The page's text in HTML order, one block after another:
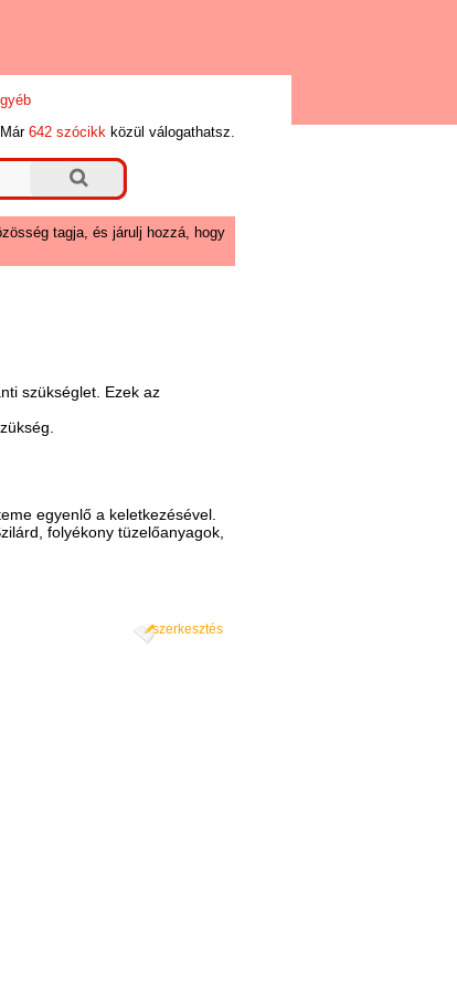
Már642 szócikk közül válogathatsz.
tagja, és járulj hozzá, hogy
szükséglet. Ezek az
egyenlő a keletkezésével.
folyékony tüzelőanyagok,
szerkesztés